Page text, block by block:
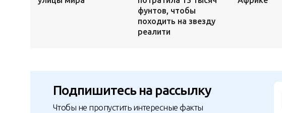
фунтов, чтобы
походить на звезду
реалити
Подпишитесь на рассылку
Чтобы не пропустить интересные факты